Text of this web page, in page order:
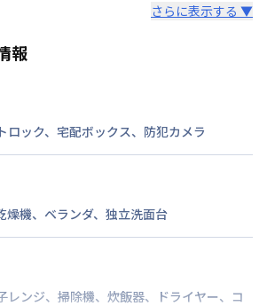
さらに表示する ▼
報
ロック、 宅配ボックス、 防犯カメラ
燥機、 ベランダ、 独立洗面台
レンジ、 掃除機、 炊飯器、 ドライヤー、 コ